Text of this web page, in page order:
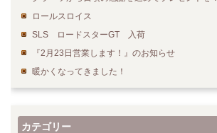
ロールスロイス
SLS ロードスターGT 入荷
『2月23日営業します！』のお知らせ
暖かくなってきました！
カテゴリー